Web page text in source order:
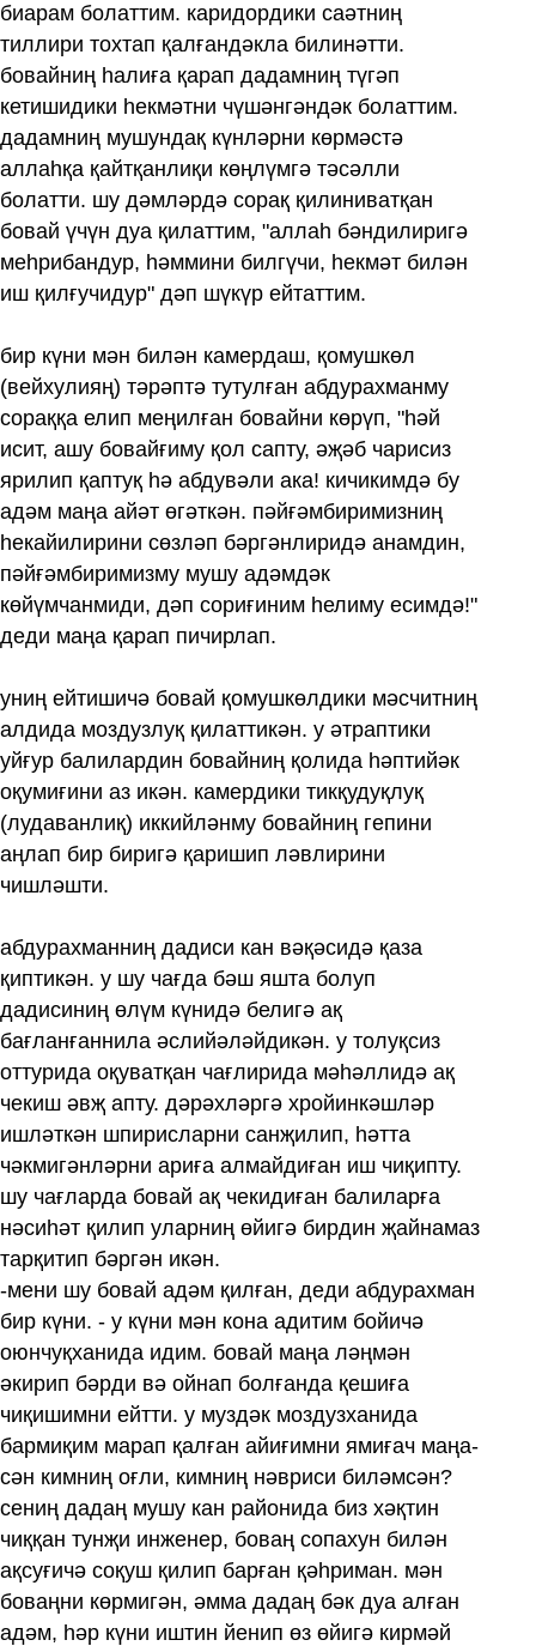
биарам болаттим. каридордики саәтниң
тиллири тохтап қалғандәкла билинәтти.
бовайниң һалиға қарап дадамниң түгәп
кетишидики һекмәтни чүшәнгәндәк болаттим.
дадамниң мушундақ күнләрни көрмәстә
аллаһқа қайтқанлиқи көңлүмгә тәсәлли
болатти. шу дәмләрдә сорақ қилиниватқан
бовай үчүн дуа қилаттим, "аллаһ бәндилиригә
меһрибандур, һәммини билгүчи, һекмәт билән
иш қилғучидур" дәп шүкүр ейтаттим.
бир күни мән билән камердаш, қомушкөл
(вейхулияң) тәрәптә тутулған абдурахманму
сораққа елип меңилған бовайни көрүп, "һәй
исит, ашу бовайғиму қол сапту, әҗәб чарисиз
ярилип қаптуқ һә абдувәли ака! кичикимдә бу
адәм маңа айәт өгәткән. пәйғәмбиримизниң
һекайилирини сөзләп бәргәнлиридә анамдин,
пәйғәмбиримизму мушу адәмдәк
көйүмчанмиди, дәп сориғиним һелиму есимдә!"
деди маңа қарап пичирлап.
униң ейтишичә бовай қомушкөлдики мәсчитниң
алдида моздузлуқ қилаттикән. у әтраптики
уйғур балилардин бовайниң қолида һәптийәк
оқумиғини аз икән. камердики тикқудуқлуқ
(лудаванлиқ) иккийләнму бовайниң гепини
аңлап бир биригә қаришип ләвлирини
чишләшти.
абдурахманниң дадиси кан вәқәсидә қаза
қиптикән. у шу чағда бәш яшта болуп
дадисиниң өлүм күнидә белигә ақ
бағланғаннила әслийәләйдикән. у толуқсиз
оттурида оқуватқан чағлирида мәһәллидә ақ
чекиш әвҗ апту. дәрәхләргә хройинкәшләр
ишләткән шпирисларни санҗилип, һәтта
чәкмигәнләрни ариға алмайдиған иш чиқипту.
шу чағларда бовай ақ чекидиған балиларға
нәсиһәт қилип уларниң өйигә бирдин җайнамаз
тарқитип бәргән икән.
-мени шу бовай адәм қилған, деди абдурахман
бир күни. - у күни мән кона адитим бойичә
оюнчуқханида идим. бовай маңа ләңмән
әкирип бәрди вә ойнап болғанда қешиға
чиқишимни ейтти. у муздәк моздузханида
бармиқим марап қалған айиғимни ямиғач маңа-
сән кимниң оғли, кимниң нәвриси биләмсән?
сениң дадаң мушу кан районида биз хәқтин
чиққан тунҗи инженер, боваң сопахун билән
ақсуғичә соқуш қилип барған қәһриман. мән
боваңни көрмигән, әмма дадаң бәк дуа алған
адәм, һәр күни иштин йенип өз өйигә кирмәй